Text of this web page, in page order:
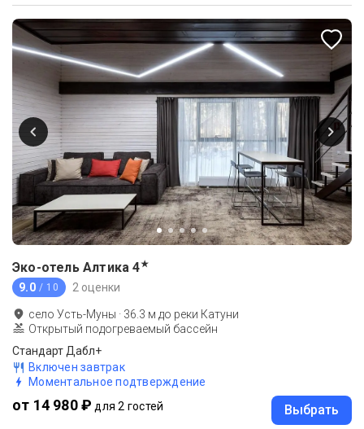
Эко-отель Алтика 4★
9.0 / 10 2 оценки
село Усть-Муны · 36.3 м до реки Катуни
Открытый подогреваемый бассейн
Стандарт Дабл+
Включен завтрак
Моментальное подтверждение
от 14 980 ₽ для 2 гостей Выбрать